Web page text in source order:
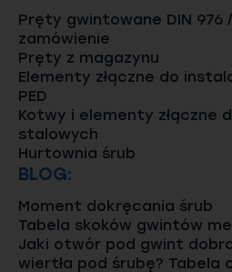
Pręty gwintowane DIN 976 /
zamówienie
Pręty z magazynu
Elementy złączne do
PED
Kotwy i elementy złączne
stalowych
Hurtownia śrub
BLOG:
Moment dokręcania śrub
Tabela skoków gwintów
Jaki otwór pod gwint
wiertła pod śrubę? Tabela